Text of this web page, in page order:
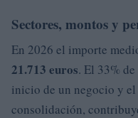
Sectores, montos y
En 2026 el importe
21.713 euros. El 33%
inicio de un negocio y
consolidación,